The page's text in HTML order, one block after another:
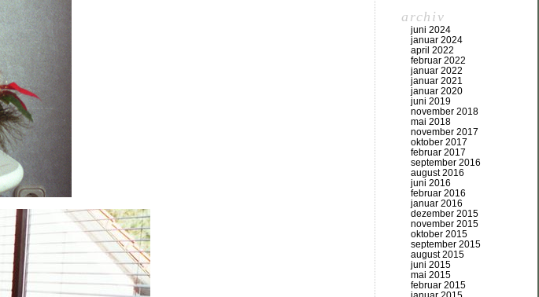
archiv
juni 2024
januar 2024
april 2022
februar 2022
januar 2022
januar 2021
januar 2020
juni 2019
november 2018
mai 2018
november 2017
oktober 2017
februar 2017
september 2016
august 2016
juni 2016
februar 2016
januar 2016
dezember 2015
november 2015
oktober 2015
september 2015
august 2015
juni 2015
mai 2015
februar 2015